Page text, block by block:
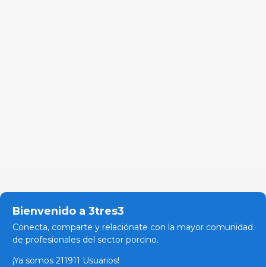
Bienvenido a 3tres3
Conecta, comparte y relaciónate con la mayor comunidad
de profesionales del sector porcino.
¡Ya somos 211911 Usuarios!